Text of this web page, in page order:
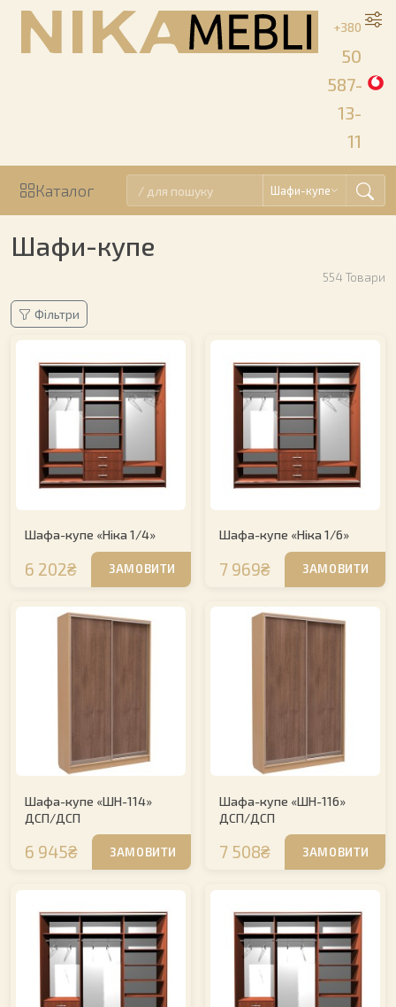
+380
50
587-
13-
11
Каталог Шафи-купе
Шафи-купе
554 Товари
Фільтри
Шафа-купе «Ніка 1/4»
6 202₴ ЗАМОВИТИ
Шафа-купе «Ніка 1/6»
7 969₴ ЗАМОВИТИ
Шафа-купе «ШН-114»
ДСП/ДСП
6 945₴ ЗАМОВИТИ
Шафа-купе «ШН-116»
ДСП/ДСП
7 508₴ ЗАМОВИТИ